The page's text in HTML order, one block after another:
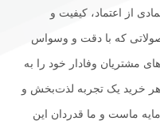
از اعتماد، کیفیت و
که با دقت و وسواس
مشتریان وفادار خود را به
هر خرید یک تجربه لذت‌بخش و
ماست و ما قدردان این